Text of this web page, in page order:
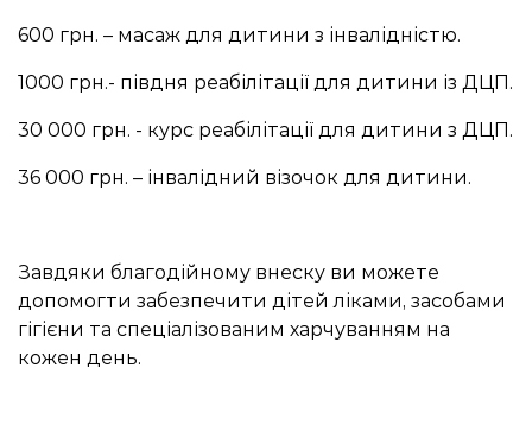
600 грн. – масаж для дитини з інвалідністю.
1000 грн.- півдня реабілітації для дитини із ДЦП.
30 000 грн. - курс реабілітації для дитини з ДЦП.
36 000 грн. – інвалідний візочок для дитини.
Завдяки благодійному внеску ви можете
допомогти забезпечити дітей ліками, засобами
гігієни та спеціалізованим харчуванням на
кожен день.